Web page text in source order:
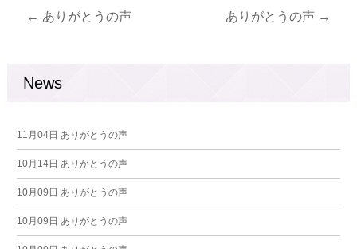
← ありがとうの声 ありがとうの声 →
News
11月04日 ありがとうの声
10月14日 ありがとうの声
10月09日 ありがとうの声
10月09日 ありがとうの声